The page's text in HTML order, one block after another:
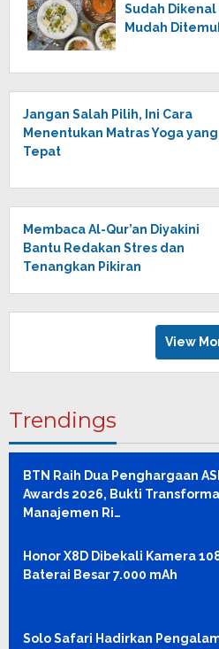
Sudah Dikenal
Mudah
Jangan Salah Pilih, Ini Cara
Menentukan Matras Yoga yang
Tepat
Membaca Al-Qur’an Diyakini
Bantu Redakan Stres dan
Tenangkan Pikiran
View
Trendings
BTN Raih Dua Penghargaan
Awards 2026, Bukti
Manajemen Ri…
Honor X8D Dibekali Kamera
Baterai Besar 7.000 mAh
Solo Safari Hadirkan